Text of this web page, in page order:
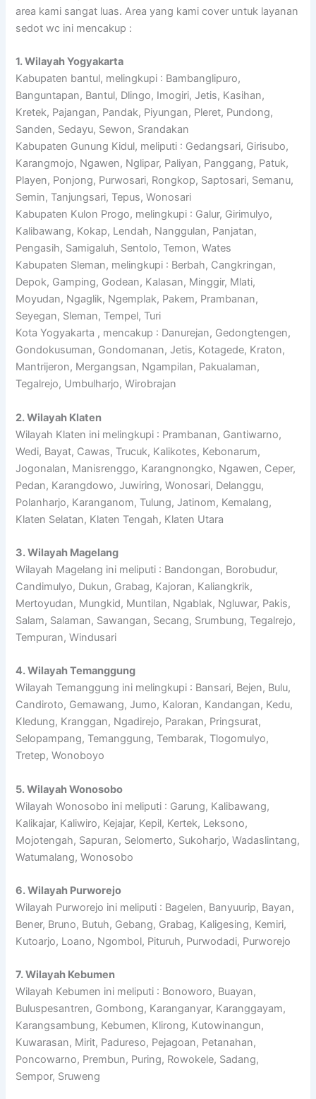
area kami sangat luas. Area yang kami cover untuk layanan
sedot wc ini mencakup :
1. Wilayah Yogyakarta
Kabupaten bantul, melingkupi : Bambanglipuro,
Banguntapan, Bantul, Dlingo, Imogiri, Jetis, Kasihan,
Kretek, Pajangan, Pandak, Piyungan, Pleret, Pundong,
Sanden, Sedayu, Sewon, Srandakan
Kabupaten Gunung Kidul, meliputi : Gedangsari, Girisubo,
Karangmojo, Ngawen, Nglipar, Paliyan, Panggang, Patuk,
Playen, Ponjong, Purwosari, Rongkop, Saptosari, Semanu,
Semin, Tanjungsari, Tepus, Wonosari
Kabupaten Kulon Progo, melingkupi : Galur, Girimulyo,
Kalibawang, Kokap, Lendah, Nanggulan, Panjatan,
Pengasih, Samigaluh, Sentolo, Temon, Wates
Kabupaten Sleman, melingkupi : Berbah, Cangkringan,
Depok, Gamping, Godean, Kalasan, Minggir, Mlati,
Moyudan, Ngaglik, Ngemplak, Pakem, Prambanan,
Seyegan, Sleman, Tempel, Turi
Kota Yogyakarta , mencakup : Danurejan, Gedongtengen,
Gondokusuman, Gondomanan, Jetis, Kotagede, Kraton,
Mantrijeron, Mergangsan, Ngampilan, Pakualaman,
Tegalrejo, Umbulharjo, Wirobrajan
2. Wilayah Klaten
Wilayah Klaten ini melingkupi : Prambanan, Gantiwarno,
Wedi, Bayat, Cawas, Trucuk, Kalikotes, Kebonarum,
Jogonalan, Manisrenggo, Karangnongko, Ngawen, Ceper,
Pedan, Karangdowo, Juwiring, Wonosari, Delanggu,
Polanharjo, Karanganom, Tulung, Jatinom, Kemalang,
Klaten Selatan, Klaten Tengah, Klaten Utara
3. Wilayah Magelang
Wilayah Magelang ini meliputi : Bandongan, Borobudur,
Candimulyo, Dukun, Grabag, Kajoran, Kaliangkrik,
Mertoyudan, Mungkid, Muntilan, Ngablak, Ngluwar, Pakis,
Salam, Salaman, Sawangan, Secang, Srumbung, Tegalrejo,
Tempuran, Windusari
4. Wilayah Temanggung
Wilayah Temanggung ini melingkupi : Bansari, Bejen, Bulu,
Candiroto, Gemawang, Jumo, Kaloran, Kandangan, Kedu,
Kledung, Kranggan, Ngadirejo, Parakan, Pringsurat,
Selopampang, Temanggung, Tembarak, Tlogomulyo,
Tretep, Wonoboyo
5. Wilayah Wonosobo
Wilayah Wonosobo ini meliputi : Garung, Kalibawang,
Kalikajar, Kaliwiro, Kejajar, Kepil, Kertek, Leksono,
Mojotengah, Sapuran, Selomerto, Sukoharjo, Wadaslintang,
Watumalang, Wonosobo
6. Wilayah Purworejo
Wilayah Purworejo ini meliputi : Bagelen, Banyuurip, Bayan,
Bener, Bruno, Butuh, Gebang, Grabag, Kaligesing, Kemiri,
Kutoarjo, Loano, Ngombol, Pituruh, Purwodadi, Purworejo
7. Wilayah Kebumen
Wilayah Kebumen ini meliputi : Bonoworo, Buayan,
Buluspesantren, Gombong, Karanganyar, Karanggayam,
Karangsambung, Kebumen, Klirong, Kutowinangun,
Kuwarasan, Mirit, Padureso, Pejagoan, Petanahan,
Poncowarno, Prembun, Puring, Rowokele, Sadang,
Sempor, Sruweng